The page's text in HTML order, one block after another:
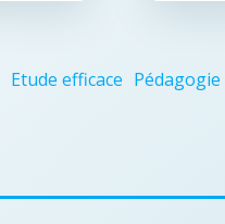
Etude efficace Pédagogie